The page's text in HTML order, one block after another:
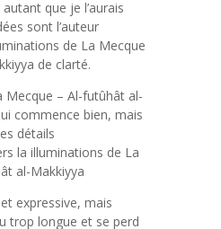
que je l’aurais
sont l’auteur
de La Mecque
de clarté.
Mecque – Al-futûhât al-
commence bien, mais
détails
la illuminations de La
al-Makkiyya
expressive, mais
trop longue et se perd